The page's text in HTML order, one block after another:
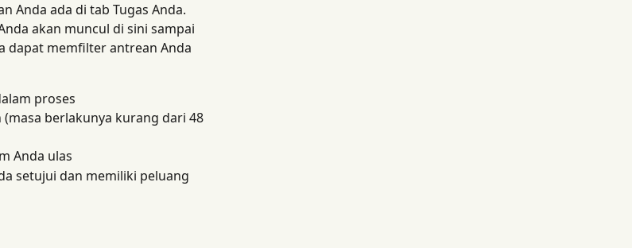
Anda ada di tab Tugas Anda.
akan muncul di sini sampai
dapat memfilter antrean Anda
proses
berlakunya kurang dari 48
Anda ulas
setujui dan memiliki peluang